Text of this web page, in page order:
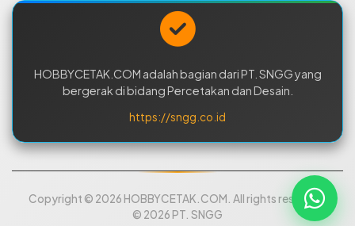
HOBBYCETAK.COM adalah bagian dari PT. SNGG yang
bergerak di bidang Percetakan dan Desain.
https://sngg.co.id
Copyright © 2026 HOBBYCETAK.COM. All rights reserved.
© 2026 PT. SNGG